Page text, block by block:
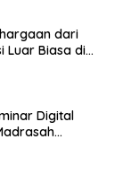
dari
Luar Biasa di
Digital